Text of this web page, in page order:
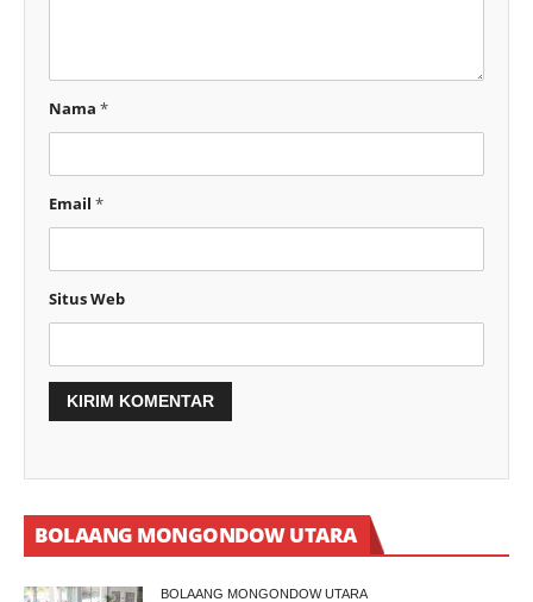
Nama *
Email *
Situs Web
BOLAANG MONGONDOW UTARA
BOLAANG MONGONDOW UTARA